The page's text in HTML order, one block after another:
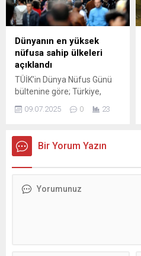
Dünyanın en yüksek
nüfusa sahip ülkeleri
açıklandı
TÜİK’in Dünya Nüfus Günü
bültenine göre; Türkiye,
nüfus büyüklüğü
sıralamasında 194 ülke
aldı. Türkiye'nin toplam
doğurganlık hızı 1,48 çocuk
09.07.2025 0 23
Bir Yorum Yazın